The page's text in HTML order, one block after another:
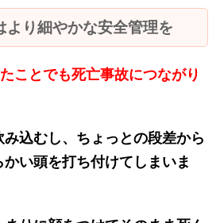
より細やかな安全管理を
ことでも死亡事故につながり
込むし、ちょっとの段差から
い頭を打ち付けてしまいま